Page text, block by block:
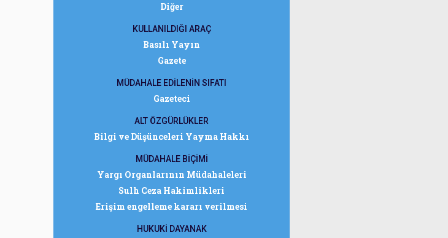
Diğer
KULLANILDIĞI ARAÇ
Basılı Yayın
Gazete
MÜDAHALE EDİLENİN SIFATI
Gazeteci
ALT ÖZGÜRLÜKLER
Bilgi ve Düşünceleri Yayma Hakkı
MÜDAHALE BİÇİMİ
Yargı Organlarının Müdahaleleri
Sulh Ceza Hakimlikleri
Erişim engelleme kararı verilmesi
HUKUKİ DAYANAK